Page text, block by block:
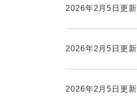
2026年2月5日更新
2026年2月5日更新
2026年2月5日更新